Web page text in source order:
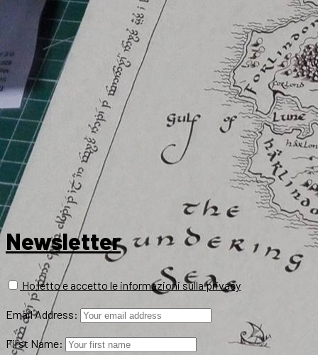
Newsletter
Ho letto e accetto le informazioni sulla privacy
Email Address:
First Name: